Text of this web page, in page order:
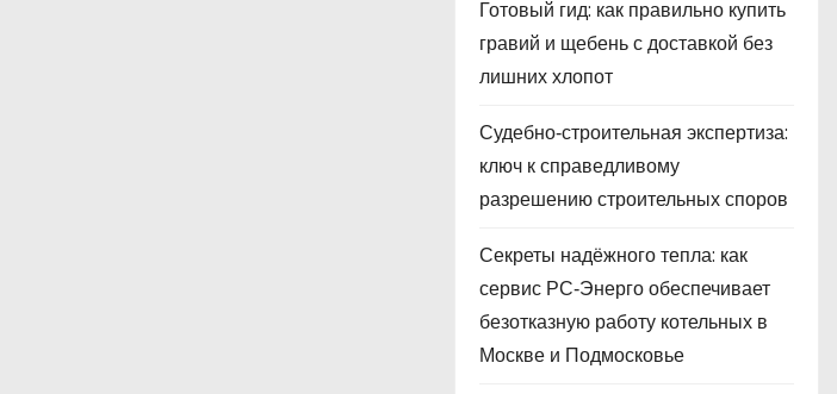
Готовый гид: как правильно купить
гравий и щебень с доставкой без
лишних хлопот
Судебно‑строительная экспертиза:
ключ к справедливому
разрешению строительных споров
Секреты надёжного тепла: как
сервис РС‑Энерго обеспечивает
безотказную работу котельных в
Москве и Подмосковье